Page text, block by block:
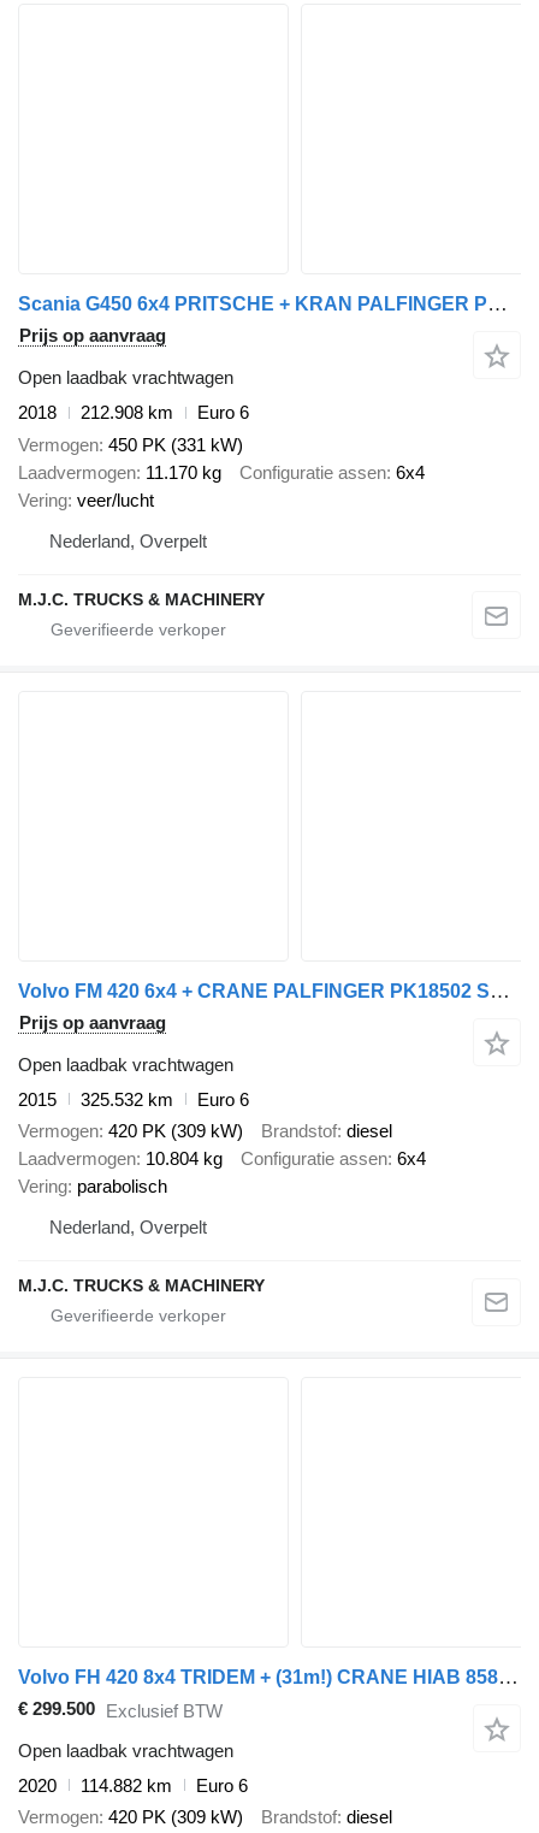
Scania G450 6x4 PRITSCHE + KRAN PALFINGER PK19.001 SLD C SL (4x) + ROTA
Prijs op aanvraag
Open laadbak vrachtwagen
2018
212.908 km
Euro 6
Vermogen 450 PK (331 kW)
Laadvermogen 11.170 kg Configuratie assen 6x4
Vering veer/lucht
Nederland, Overpelt
M.J.C. TRUCKS & MACHINERY
Volvo FM 420 6x4 + CRANE PALFINGER PK18502 SH B (3x) - ROTATOR - 5/6 F
Prijs op aanvraag
Open laadbak vrachtwagen
2015
325.532 km
Euro 6
Vermogen 420 PK (309 kW) Brandstof diesel
Laadvermogen 10.804 kg Configuratie assen 6x4
Vering parabolisch
Nederland, Overpelt
M.J.C. TRUCKS & MACHINERY
Volvo FH 420 8x4 TRIDEM + (31m!) CRANE HIAB 858 E-7 + JIB X-5 + WINCH
€ 299.500 Exclusief BTW
Open laadbak vrachtwagen
2020
114.882 km
Euro 6
Vermogen 420 PK (309 kW) Brandstof diesel